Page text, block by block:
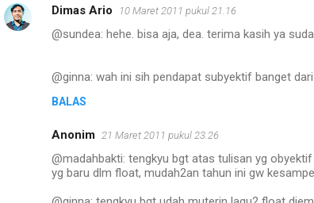
Dimas Ario 10 Maret 2011 pukul 21.16
@sundea: hehe. bisa aja, dea. terima kasih ya
@ginna: wah ini sih pendapat subyektif banget
BALAS
Anonim 21 Maret 2011 pukul 23.26
@madahbakti: tengkyu bgt atas tulisan yg
yg baru dlm float, mudah2an tahun ini gw